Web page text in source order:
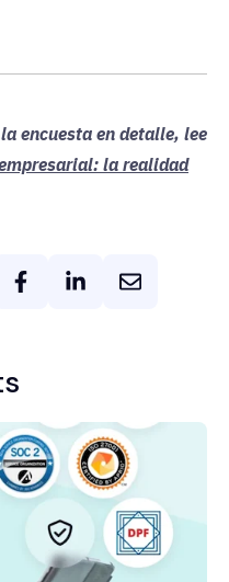
encuesta en detalle, lee
la realidad